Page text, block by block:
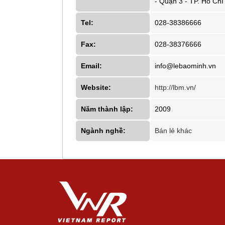
Tel: 028-38386666
Fax: 028-38376666
Email: info@lebaominh.vn
Website: http://lbm.vn/
Năm thành lập: 2009
Ngành nghề: Bán lẻ khác